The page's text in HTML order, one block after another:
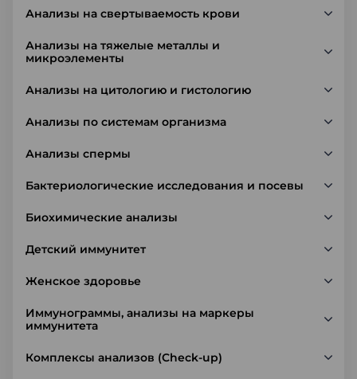
Анализы на свертываемость крови
Анализы на тяжелые металлы и
микроэлементы
Анализы на цитологию и гистологию
Анализы по системам организма
Анализы спермы
Бактериологические исследования и посевы
Биохимические анализы
Детский иммунитет
Женское здоровье
Иммунограммы, анализы на маркеры
иммунитета
Комплексы анализов (Check-up)